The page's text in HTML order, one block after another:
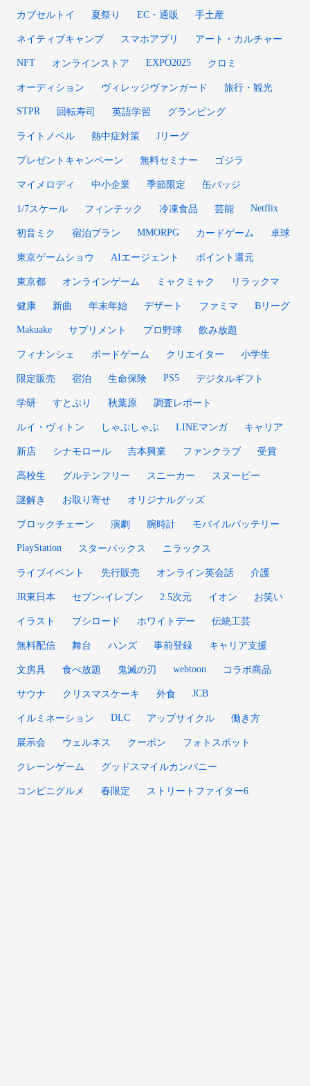
カプセルトイ 夏祭り EC・通販 手土産
ネイティブキャンプ スマホアプリ アート・カルチャー
NFT オンラインストア EXPO2025 クロミ
オーディション ヴィレッジヴァンガード 旅行・観光
STPR 回転寿司 英語学習 グランピング
ライトノベル 熱中症対策 Jリーグ
プレゼントキャンペーン 無料セミナー ゴジラ
マイメロディ 中小企業 季節限定 缶バッジ
1/7スケール フィンテック 冷凍食品 芸能 Netflix
初音ミク 宿泊プラン MMORPG カードゲーム 卓球
東京ゲームショウ AIエージェント ポイント還元
東京都 オンラインゲーム ミャクミャク リラックマ
健康 新曲 年末年始 デザート ファミマ Bリーグ
Makuake サプリメント プロ野球 飲み放題
フィナンシェ ボードゲーム クリエイター 小学生
限定販売 宿泊 生命保険 PS5 デジタルギフト
学研 すとぷり 秋葉原 調査レポート
ルイ・ヴィトン しゃぶしゃぶ LINEマンガ キャリア
新店 シナモロール 吉本興業 ファンクラブ 受賞
高校生 グルテンフリー スニーカー スヌーピー
謎解き お取り寄せ オリジナルグッズ
ブロックチェーン 演劇 腕時計 モバイルバッテリー
PlayStation スターバックス ニラックス
ライブイベント 先行販売 オンライン英会話 介護
JR東日本 セブン-イレブン 2.5次元 イオン お笑い
イラスト ブシロード ホワイトデー 伝統工芸
無料配信 舞台 ハンズ 事前登録 キャリア支援
文房具 食べ放題 鬼滅の刃 webtoon コラボ商品
サウナ クリスマスケーキ 外食 JCB
イルミネーション DLC アップサイクル 働き方
展示会 ウェルネス クーポン フォトスポット
クレーンゲーム グッドスマイルカンパニー
コンビニグルメ 春限定 ストリートファイター6